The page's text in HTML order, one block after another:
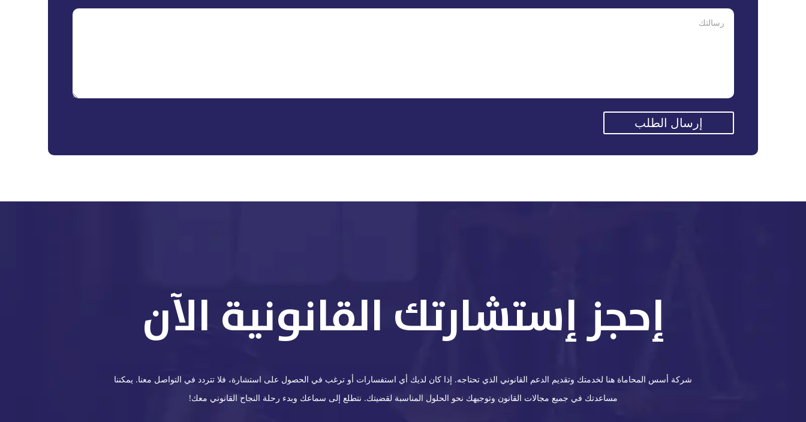
إرسال الطلب
إحجز إستشارتك القانونية الآن
شركة أسس المحاماة هنا لخدمتك وتقديم الدعم القانوني الذي تحتاجه. إذا كان لديك أي استفسارات أو ترغب في الحصول على استشارة، فلا تتردد في التواصل معنا. يمكننا
مساعدتك في جميع مجالات القانون وتوجيهك نحو الحلول المناسبة لقضيتك. نتطلع إلى سماعك وبدء رحلة النجاح القانوني معك!